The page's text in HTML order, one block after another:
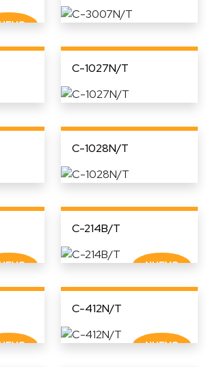
C-1027N/T
C-1028N/T
C-214B/T
C-412N/T